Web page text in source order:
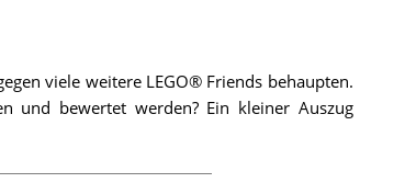
viele weitere LEGO® Friends behaupten.
und bewertet werden? Ein kleiner Auszug